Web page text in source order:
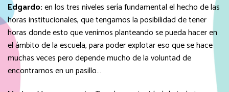
Edgardo:en los tres niveles sería fundamental el hecho de las
horas institucionales, que tengamos la posibilidad de tener
horas donde esto que venimos planteando se pueda hacer en
el ámbito de la escuela, para poder explotar eso que se hace
muchas veces pero depende mucho de la voluntad de
encontrarnos en un pasillo…